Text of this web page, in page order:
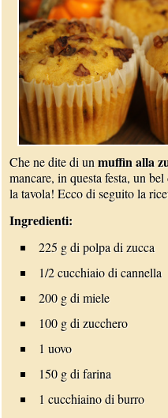
Che ne dite di unmuffin alla
mancare, in questa festa, un
la tavola! Ecco di seguito la
Ingredienti:
225 g di polpa di zucca
1/2 cucchiaio di cannella
200 g di miele
100 g di zucchero
1 uovo
150 g di farina
1 cucchiaino di burro